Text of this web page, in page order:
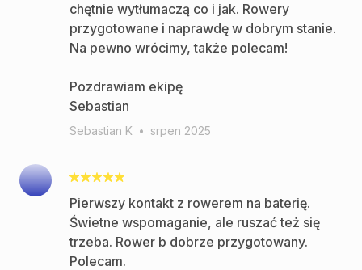
chętnie wytłumaczą co i jak. Rowery
przygotowane i naprawdę w dobrym stanie.
Na pewno wrócimy, także polecam!
Pozdrawiam ekipę
Sebastian
Sebastian K • srpen 2025
Pierwszy kontakt z rowerem na baterię.
Świetne wspomaganie, ale ruszać też się
trzeba. Rower b dobrze przygotowany.
Polecam.